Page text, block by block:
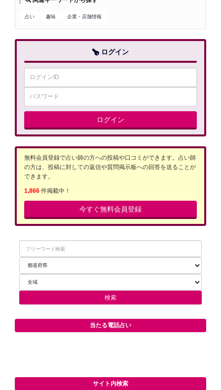
占い 趣味 企業・店舗情報
ログイン
ログイン
無料会員登録で占い師の方への投稿や口コミができます。占い師
の方は、投稿に対しての返信や質問掲示板への回答を送ることが
できます。
1,866 件掲載中！
今すぐ無料会員登録
当たる電話占い
サイト内検索